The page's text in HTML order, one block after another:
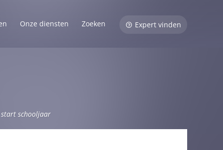
Onze diensten Zoeken Expert vinden
schooljaar